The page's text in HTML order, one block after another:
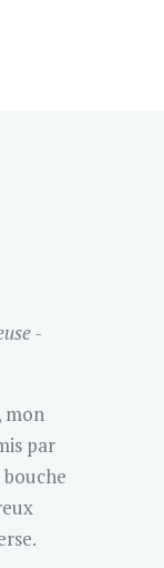
-
mon
par